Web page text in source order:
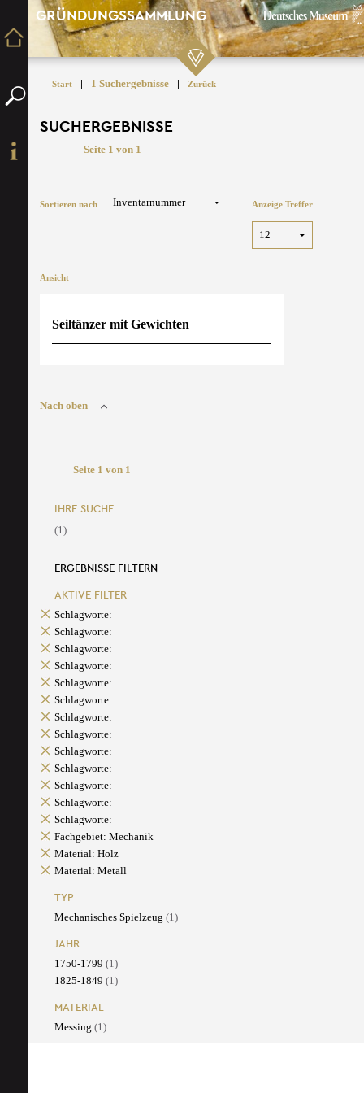
GRÜNDUNGSSAMMLUNG
Start | 1 Suchergebnisse | Zurück
SUCHERGEBNISSE
Seite 1 von 1
Sortieren nach Anzeige Treffer
Ansicht
Seiltänzer mit Gewichten
Nach oben
Seite 1 von 1
IHRE SUCHE
(1)
ERGEBNISSE FILTERN
AKTIVE FILTER
Schlagworte:
Schlagworte:
Schlagworte:
Schlagworte:
Schlagworte:
Schlagworte:
Schlagworte:
Schlagworte:
Schlagworte:
Schlagworte:
Schlagworte:
Schlagworte:
Schlagworte:
Fachgebiet: Mechanik
Material: Holz
Material: Metall
TYP
Mechanisches Spielzeug (1)
JAHR
1750-1799 (1)
1825-1849 (1)
MATERIAL
Messing (1)